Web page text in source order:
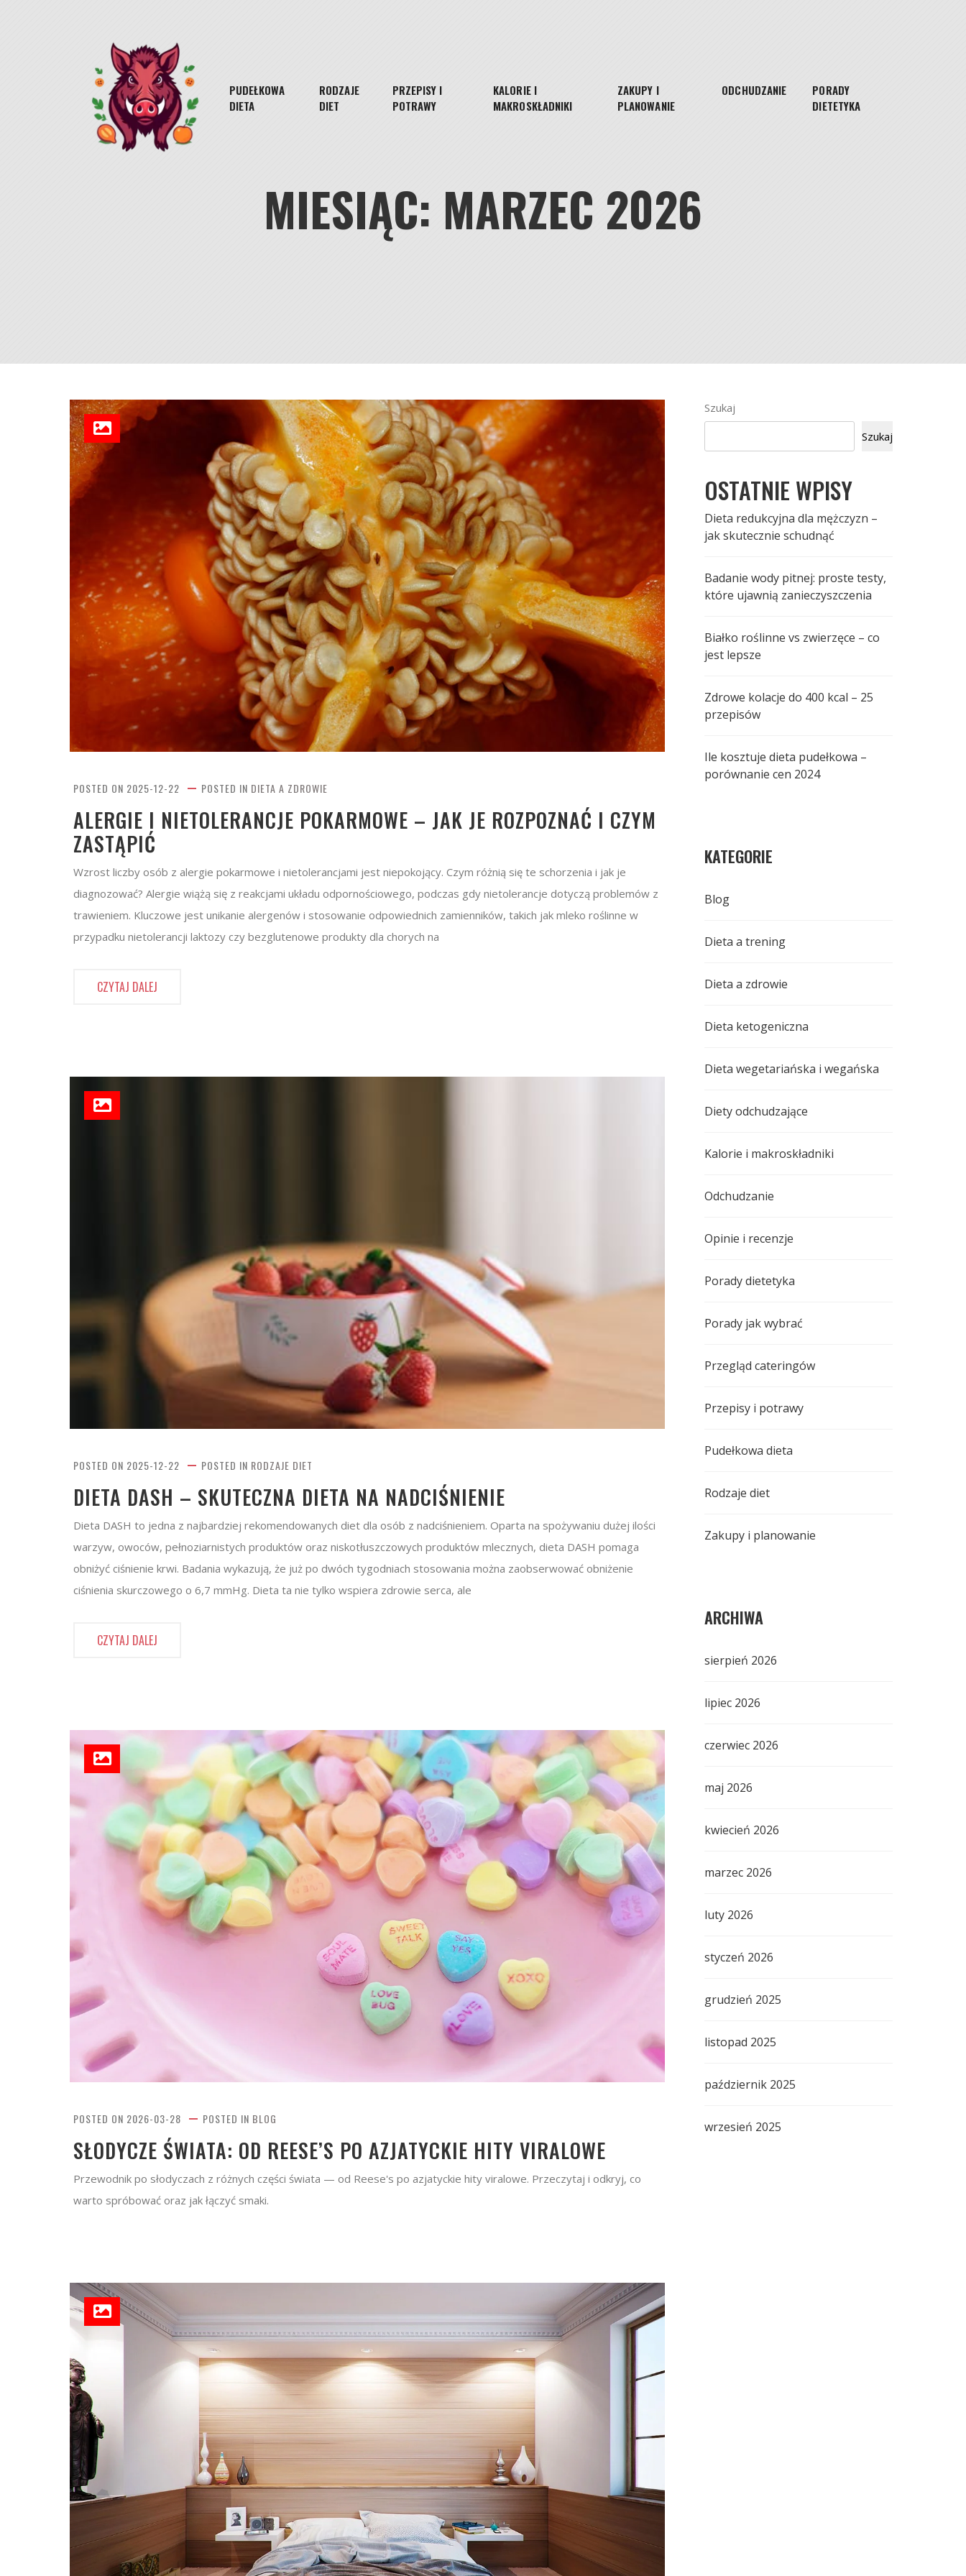
PUDEŁKOWA
DIETA
RODZAJE
DIET
PRZEPISY I
POTRAWY
KALORIE I
MAKROSKŁADNIKI
ZAKUPY I
PLANOWANIE
ODCHUDZANIE
PORADY
DIETETYKA
MIESIĄC: MARZEC 2026
POSTED ON 2025-12-22 POSTED IN DIETA A ZDROWIE
ALERGIE I NIETOLERANCJE POKARMOWE – JAK JE ROZPOZNAĆ I CZYM
ZASTĄPIĆ
Wzrost liczby osób z alergie pokarmowe i nietolerancjami jest niepokojący. Czym różnią się te schorzenia i jak je
diagnozować? Alergie wiążą się z reakcjami układu odpornościowego, podczas gdy nietolerancje dotyczą problemów z
trawieniem. Kluczowe jest unikanie alergenów i stosowanie odpowiednich zamienników, takich jak mleko roślinne w
przypadku nietolerancji laktozy czy bezglutenowe produkty dla chorych na
CZYTAJ DALEJ
POSTED ON 2025-12-22 POSTED IN RODZAJE DIET
DIETA DASH – SKUTECZNA DIETA NA NADCIŚNIENIE
Dieta DASH to jedna z najbardziej rekomendowanych diet dla osób z nadciśnieniem. Oparta na spożywaniu dużej ilości
warzyw, owoców, pełnoziarnistych produktów oraz niskotłuszczowych produktów mlecznych, dieta DASH pomaga
obniżyć ciśnienie krwi. Badania wykazują, że już po dwóch tygodniach stosowania można zaobserwować obniżenie
ciśnienia skurczowego o 6,7 mmHg. Dieta ta nie tylko wspiera zdrowie serca, ale
CZYTAJ DALEJ
POSTED ON 2026-03-28 POSTED IN BLOG
SŁODYCZE ŚWIATA: OD REESE’S PO AZJATYCKIE HITY VIRALOWE
Przewodnik po słodyczach z różnych części świata — od Reese's po azjatyckie hity viralowe. Przeczytaj i odkryj, co
warto spróbować oraz jak łączyć smaki.
Szukaj
Szukaj
OSTATNIE WPISY
Dieta redukcyjna dla mężczyzn –
jak skutecznie schudnąć
Badanie wody pitnej: proste testy,
które ujawnią zanieczyszczenia
Białko roślinne vs zwierzęce – co
jest lepsze
Zdrowe kolacje do 400 kcal – 25
przepisów
Ile kosztuje dieta pudełkowa –
porównanie cen 2024
KATEGORIE
Blog
Dieta a trening
Dieta a zdrowie
Dieta ketogeniczna
Dieta wegetariańska i wegańska
Diety odchudzające
Kalorie i makroskładniki
Odchudzanie
Opinie i recenzje
Porady dietetyka
Porady jak wybrać
Przegląd cateringów
Przepisy i potrawy
Pudełkowa dieta
Rodzaje diet
Zakupy i planowanie
ARCHIWA
sierpień 2026
lipiec 2026
czerwiec 2026
maj 2026
kwiecień 2026
marzec 2026
luty 2026
styczeń 2026
grudzień 2025
listopad 2025
październik 2025
wrzesień 2025